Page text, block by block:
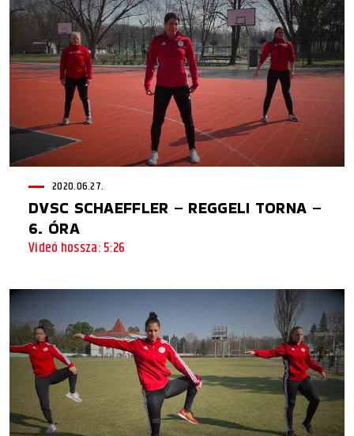
2020.06.27.
DVSC SCHAEFFLER – REGGELI TORNA –
6. ÓRA
Videó hossza: 5:26